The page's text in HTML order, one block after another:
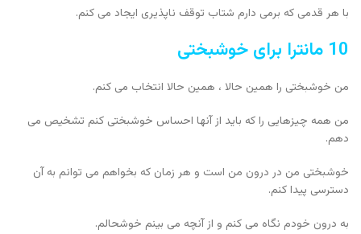
با هر قدمی که برمی دارم شتاب توقف ناپذیری ایجاد می کنم.
10 مانترا برای خوشبختی
من خوشبختی را همین حالا ، همین حالا انتخاب می کنم.
من همه چیزهایی را که باید از آنها احساس خوشبختی کنم تشخیص می
دهم.
خوشبختی من در درون من است و هر زمان که بخواهم می توانم به آن
دسترسی پیدا کنم.
به درون خودم نگاه می کنم و از آنچه می بینم خوشحالم.